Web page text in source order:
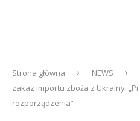
Strona główna NEWS
zakaz importu zboża z Ukrainy.
rozporządzenia”